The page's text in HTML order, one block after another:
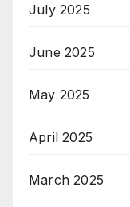
July 2025
June 2025
May 2025
April 2025
March 2025